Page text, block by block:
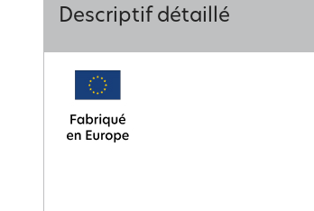
Descriptif détaillé